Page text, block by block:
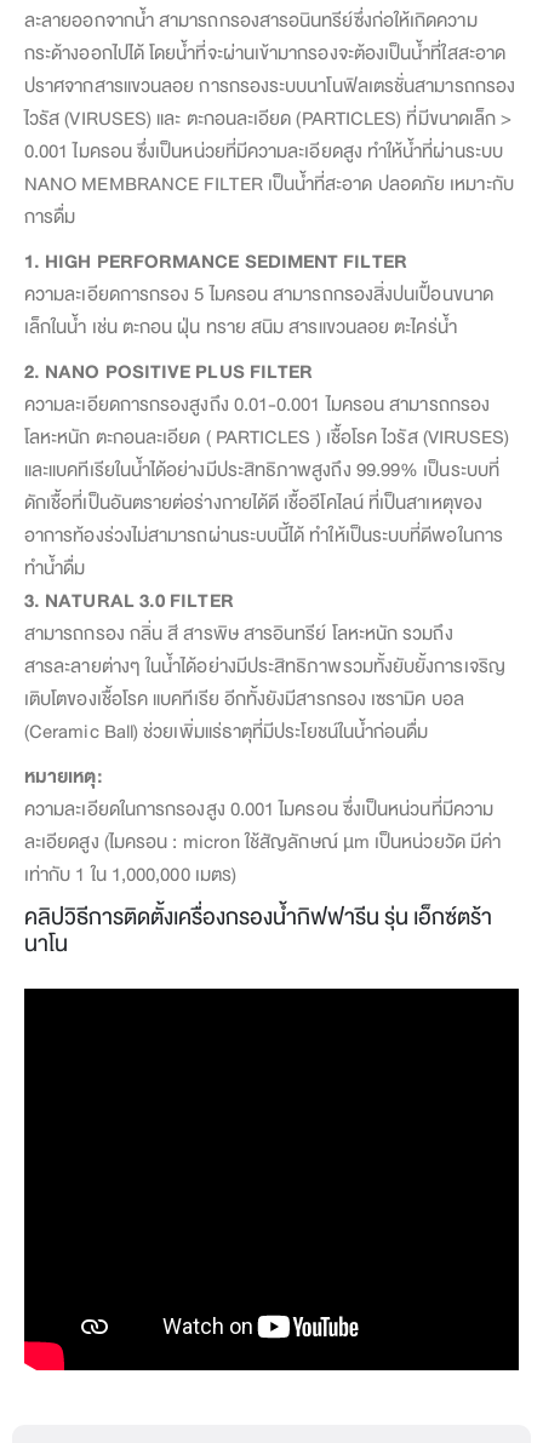
ละลายออกจากน้ำ สามารถกรองสารอนินทรีย์ซึ่งก่อให้เกิดความ
กระด้างออกไปได้ โดยน้ำที่จะผ่านเข้ามากรองจะต้องเป็นน้ำที่ใสสะอาด
ปราศจากสารแขวนลอย การกรองระบบนาโนฟิลเตรชั่นสามารถกรอง
ไวรัส (VIRUSES) และ ตะกอนละเอียด (PARTICLES) ที่มีขนาดเล็ก >
0.001 ไมครอน ซึ่งเป็นหน่วยที่มีความละเอียดสูง ทำให้น้ำที่ผ่านระบบ
NANO MEMBRANCE FILTER เป็นน้ำที่สะอาด ปลอดภัย เหมาะกับ
การดื่ม
1. HIGH PERFORMANCE SEDIMENT FILTER
ความละเอียดการกรอง 5 ไมครอน สามารถกรองสิ่งปนเปื้อนขนาด
เล็กในน้ำ เช่น ตะกอน ฝุ่น ทราย สนิม สารแขวนลอย ตะไคร่น้ำ
2. NANO POSITIVE PLUS FILTER
ความละเอียดการกรองสูงถึง 0.01-0.001 ไมครอน สามารถกรอง
โลหะหนัก ตะกอนละเอียด ( PARTICLES ) เชื้อโรค ไวรัส (VIRUSES)
และแบคทีเรียในน้ำได้อย่างมีประสิทธิภาพสูงถึง 99.99% เป็นระบบที่
ดักเชื้อที่เป็นอันตรายต่อร่างกายได้ดี เชื้ออีโคไลน์ ที่เป็นสาเหตุของ
อาการท้องร่วงไม่สามารถผ่านระบบนี้ได้ ทำให้เป็นระบบที่ดีพอในการ
ทำน้ำดื่ม
3. NATURAL 3.0 FILTER
สามารถกรอง กลิ่น สี สารพิษ สารอินทรีย์ โลหะหนัก รวมถึง
สารละลายต่างๆ ในน้ำได้อย่างมีประสิทธิภาพรวมทั้งยับยั้งการเจริญ
เติบโตของเชื้อโรค แบคทีเรีย อีกทั้งยังมีสารกรอง เซรามิค บอล
(Ceramic Ball) ช่วยเพิ่มแร่ธาตุที่มีประโยชน์ในน้ำก่อนดื่ม
หมายเหตุ:
ความละเอียดในการกรองสูง 0.001 ไมครอน ซึ่งเป็นหน่วนที่มีความ
ละเอียดสูง (ไมครอน : micron ใช้สัญลักษณ์ µm เป็นหน่วยวัด มีค่า
เท่ากับ 1 ใน 1,000,000 เมตร)
คลิปวิธีการติดตั้งเครื่องกรองน้ำกิฟฟารีน รุ่น เอ็กซ์ตร้า
นาโน